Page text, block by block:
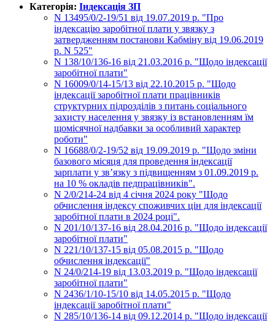
Категорія: Індексація ЗП
N 13495/0/2-19/51 від 19.07.2019 р. "Про
індексацію заробітної плати у звязку з
затвердженням постанови Кабміну від 19.06.2019
р. N 525"
N 138/10/136-16 від 21.03.2016 р. "Щодо індексації
заробітної плати"
N 16009/0/14-15/13 від 22.10.2015 р. "Щодо
індексації заробітної плати працівників
структурних підрозділів з питань соціального
захисту населення у звязку із встановленням їм
щомісячної надбавки за особливий характер
роботи"
N 16688/0/2-19/52 від 19.09.2019 р. "Щодо зміни
базового місяця для проведення індексації
зарплати у зв’язку з підвищенням з 01.09.2019 р.
на 10 % окладів педпрацівників".
N 2/0/214-24 від 4 січня 2024 року "Щодо
обчислення індексу споживчих цін для індексації
заробітної плати в 2024 році".
N 201/10/137-16 від 28.04.2016 р. "Щодо індексації
заробітної плати"
N 221/10/137-15 від 05.08.2015 р. "Щодо
обчислення індексації"
N 24/0/214-19 від 13.03.2019 р. "Щодо індексації
заробітної плати"
N 2436/1/10-15/10 від 14.05.2015 р. "Щодо
індексації заробітної плати"
N 285/10/136-14 від 09.12.2014 р. "Щодо індексації